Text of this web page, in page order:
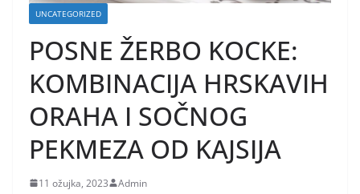
UNCATEGORIZED
POSNE ŽERBO KOCKE:
KOMBINACIJA HRSKAVIH
ORAHA I SOČNOG
PEKMEZA OD KAJSIJA
11 ožujka, 2023 Admin